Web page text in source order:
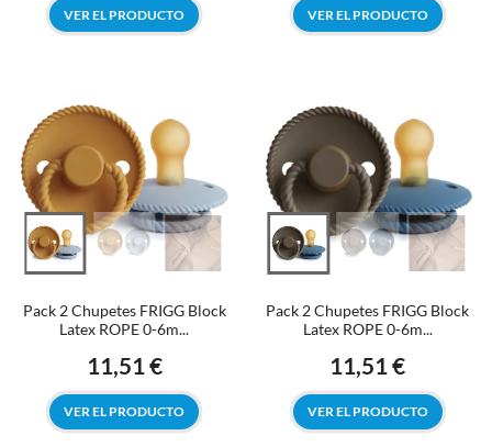
VER EL PRODUCTO VER EL PRODUCTO
Pack 2 Chupetes FRIGG Block
Latex ROPE 0-6m...
Precio
11,51 €
VER EL PRODUCTO
Pack 2 Chupetes FRIGG Block
Latex ROPE 0-6m...
Precio
11,51 €
VER EL PRODUCTO